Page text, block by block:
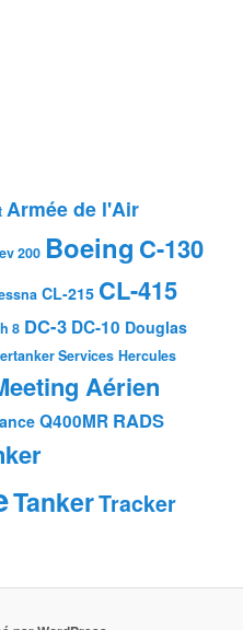
Armée de l'Air
200 Boeing C-130
CL-215 CL-415
8 DC-3 DC-10 Douglas
Services Hercules
Aérien
Q400MR RADS
TankerTracker